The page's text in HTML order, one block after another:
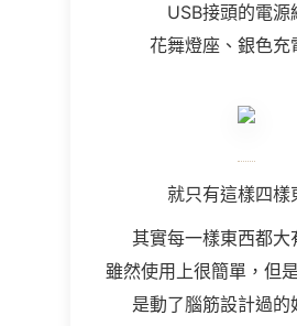
USB接頭的電源
花舞燈座、銀色充
就只有這樣四樣
其實每一樣東西都大
雖然使用上很簡單，但
是動了腦筋設計過的